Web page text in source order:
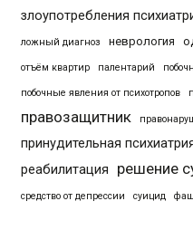
злоупотребления
ложный диагноз неврология
отъём квартир палентарий
побочные явления от психотропов
правозащитник
принудительная
реабилитация решение
средство от депрессии суицид